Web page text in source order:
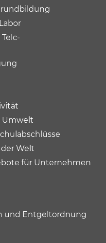
Umwelt
Welt
für Unternehmen
und Entgeltordnung